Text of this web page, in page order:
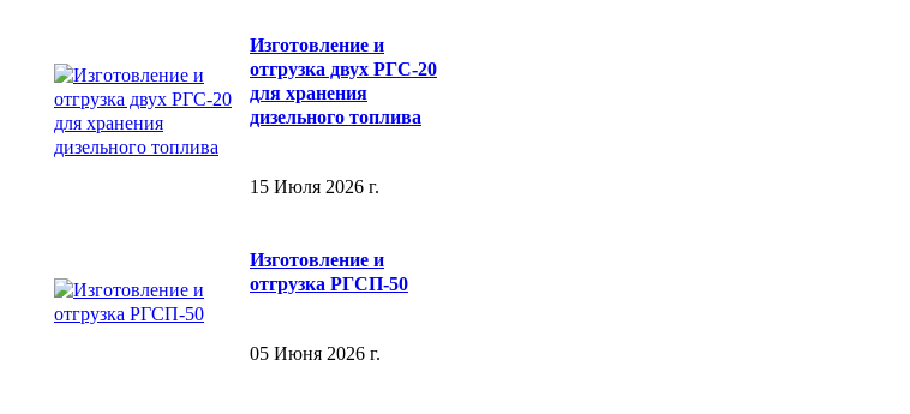
Изготовление и
отгрузка двух РГС-20
для хранения
дизельного топлива
15 Июля 2026 г.
Изготовление и
отгрузка РГСП-50
05 Июня 2026 г.